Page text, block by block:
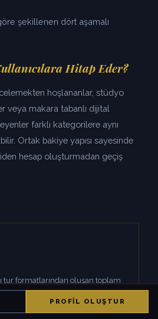
şekillenen dört aşamalı
Hitap Eder?
hoşlananlar, stüdyo
veya makara tabanlı dijital
farklı kategorilere aynı
Ortak bakiye yapısı sayesinde
hesap oluşturmadan geçiş
tur formatlarından oluşan toplam
PROFIL OLUŞTUR